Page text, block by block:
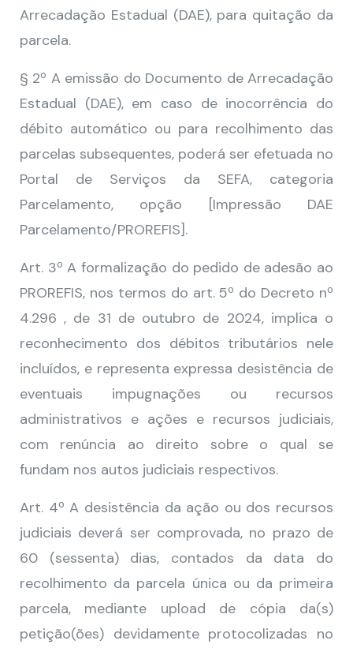
Arrecadação Estadual (DAE), para quitação da
parcela.
§ 2º A emissão do Documento de Arrecadação
Estadual (DAE), em caso de inocorrência do
débito automático ou para recolhimento das
parcelas subsequentes, poderá ser efetuada no
Portal de Serviços da SEFA, categoria
Parcelamento, opção [Impressão DAE
Parcelamento/PROREFIS].
Art. 3º A formalização do pedido de adesão ao
PROREFIS, nos termos do art. 5º do Decreto nº
4.296 , de 31 de outubro de 2024, implica o
reconhecimento dos débitos tributários nele
incluídos, e representa expressa desistência de
eventuais impugnações ou recursos
administrativos e ações e recursos judiciais,
com renúncia ao direito sobre o qual se
fundam nos autos judiciais respectivos.
Art. 4º A desistência da ação ou dos recursos
judiciais deverá ser comprovada, no prazo de
60 (sessenta) dias, contados da data do
recolhimento da parcela única ou da primeira
parcela, mediante upload de cópia da(s)
petição(ões) devidamente protocolizadas no